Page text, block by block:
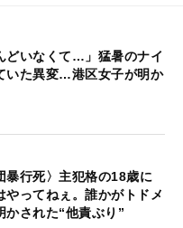
どいなくて…」猛暑のナイ
いた異変…港区女子が明か
暴行死〉主犯格の18歳に
やってねぇ。誰かがトドメ
かされた“他責ぶり”